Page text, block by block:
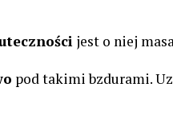
jest o niej
pod takimi bzdurami.